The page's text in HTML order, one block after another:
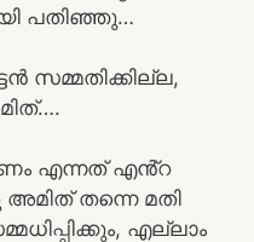
പതിഞ്ഞു…
സമ്മതിക്കില്ല,
എന്നത് എൻ്റ
തന്നെ മതി
എല്ലാം